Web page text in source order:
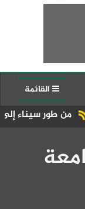
الجمهورية المركز الـ11 في